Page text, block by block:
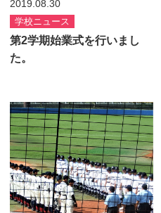
2019.08.30
学校ニュース
第2学期始業式を行いまし
た。